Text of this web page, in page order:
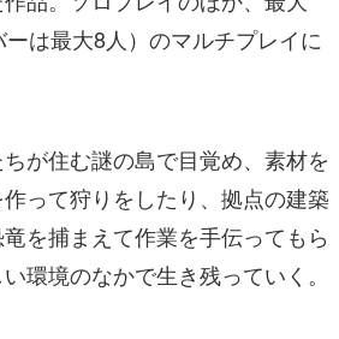
は最大8人）のマルチプレイに
が住む謎の島で目覚め、素材を
って狩りをしたり、拠点の建築
を捕まえて作業を手伝ってもら
環境のなかで生き残っていく。